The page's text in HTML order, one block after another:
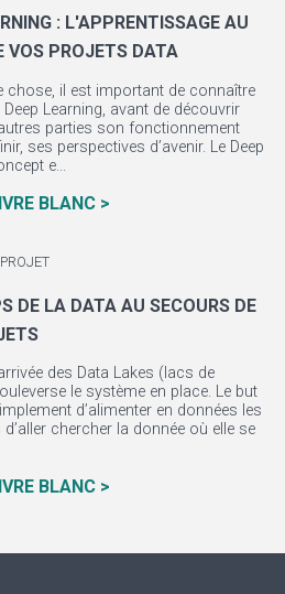
: L'APPRENTISSAGE AU
VOS PROJETS DATA
chose, il est important de connaître
Deep Learning, avant de découvrir
parties son fonctionnement
ses perspectives d’avenir. Le Deep
e...
BLANC >
DE LA DATA AU SECOURS DE
des Data Lakes (lacs de
le système en place. Le but
d’alimenter en données les
chercher la donnée où elle se
BLANC >